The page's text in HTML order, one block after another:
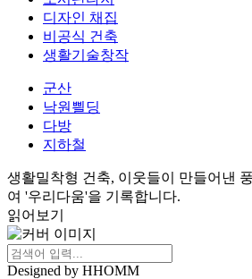
디자인 채집
비공식 건축
생활기술창작
군산
낙원쁼딩
다방
지하철
생활밀착형 건축, 이웃들이 만들어낸
여 '우리다움'을 기록합니다.
읽어보기
Designed by HHOMM